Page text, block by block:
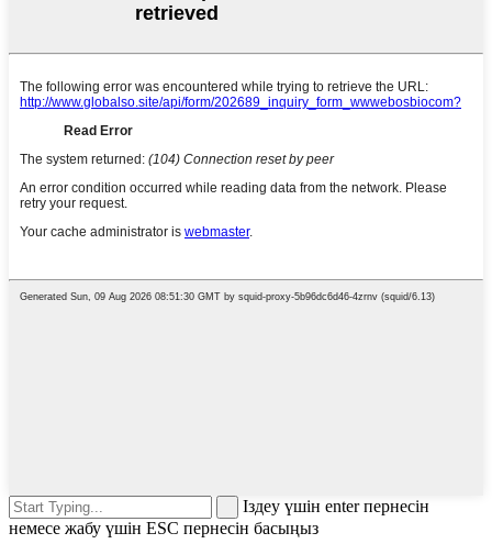
Іздеу үшін enter пернесін
немесе жабу үшін ESC пернесін басыңыз